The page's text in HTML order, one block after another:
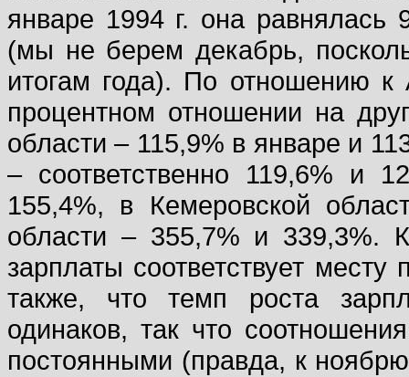
январе 1994 г. она
(мы не берем декабрь,
итогам года). По отношению к
процентном отношении на
области – 115,9% в январе и
– соответственно 119,6% и
155,4%, в Кемеровской
области – 355,7% и 339,3%.
зарплаты соответствует
также, что темп роста
одинаков, так что
постоянными (правда, к